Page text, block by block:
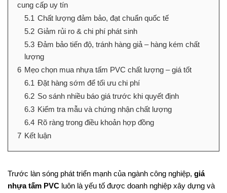
cung cấp uy tín
5.1 Chất lượng đảm bảo, đạt chuẩn quốc tế
5.2 Giảm rủi ro & chi phí phát sinh
5.3 Đảm bảo tiến độ, tránh hàng giả – hàng kém chất
lượng
6 Mẹo chọn mua nhựa tấm PVC chất lượng – giá tốt
6.1 Đặt hàng sớm để tối ưu chi phí
6.2 So sánh nhiều báo giá trước khi quyết định
6.3 Kiểm tra mẫu và chứng nhận chất lượng
6.4 Rõ ràng trong điều khoản hợp đồng
7 Kết luận
Trước làn sóng phát triển mạnh của ngành công nghiệp, giá
nhựa tấm PVC luôn là yếu tố được doanh nghiệp xây dựng và